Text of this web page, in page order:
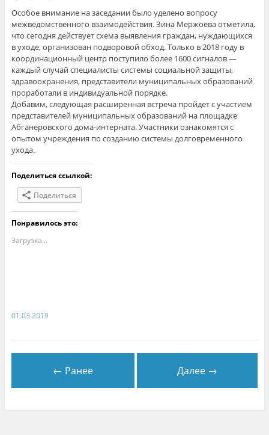
Особое внимание на заседании было уделено вопросу
межведомственного взаимодействия. Зина Мержоева отметила,
что сегодня действует схема выявления граждан, нуждающихся
в уходе, организован подворовой обход. Только в 2018 году в
координационный центр поступило более 1600 сигналов —
каждый случай специалисты системы социальной защиты,
здравоохранения, представители муниципальных образований
проработали в индивидуальной порядке.
Добавим, следующая расширенная встреча пройдет с участием
представителей муниципальных образований на площадке
Абганеровского дома-интерната. Участники ознакомятся с
опытом учреждения по созданию системы долговременного
ухода.
Поделиться ссылкой:
Поделиться
Понравилось это:
Загрузка...
01.03.2019
← Ранее Далее →